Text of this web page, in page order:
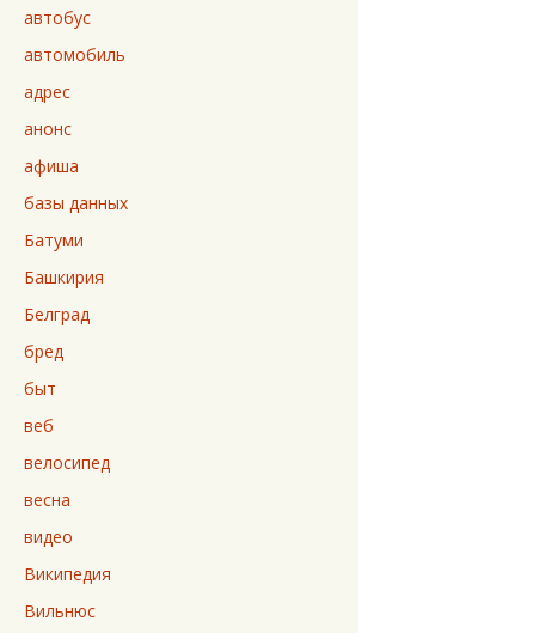
автобус
автомобиль
адрес
анонс
афиша
базы данных
Батуми
Башкирия
Белград
бред
быт
веб
велосипед
весна
видео
Википедия
Вильнюс